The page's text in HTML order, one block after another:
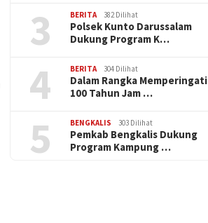
3 BERITA 382 Dilihat
Polsek Kunto Darussalam
Dukung Program K…
4 BERITA 304 Dilihat
Dalam Rangka Memperingati
100 Tahun Jam …
5 BENGKALIS 303 Dilihat
Pemkab Bengkalis Dukung
Program Kampung …